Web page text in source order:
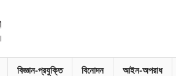
বিজ্ঞান-প্রযুক্তি বিনোদন আইন-অপরাধ